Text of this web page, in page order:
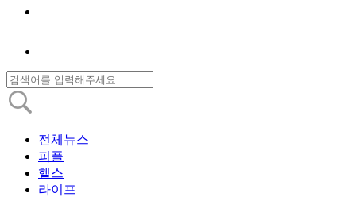
전체뉴스
피플
헬스
라이프